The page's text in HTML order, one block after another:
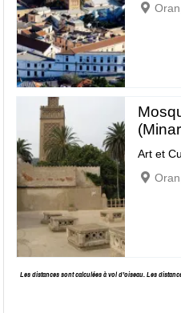
Art et
Les distances sont calculées à vol d’oiseau. Les